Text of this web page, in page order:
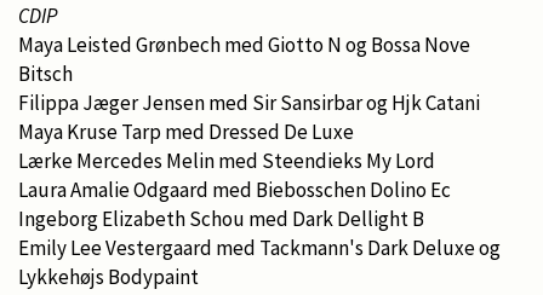
CDIP
Maya Leisted Grønbech med Giotto N og Bossa Nove
Bitsch
Filippa Jæger Jensen med Sir Sansirbar og Hjk Catani
Maya Kruse Tarp med Dressed De Luxe
Lærke Mercedes Melin med Steendieks My Lord
Laura Amalie Odgaard med Biebosschen Dolino Ec
Ingeborg Elizabeth Schou med Dark Dellight B
Emily Lee Vestergaard med Tackmann's Dark Deluxe og
Lykkehøjs Bodypaint